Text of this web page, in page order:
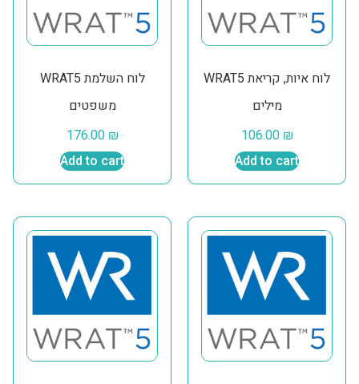
WRAT5 לוח השלמת
משפטים
176.00 ₪
Add to cart
WRAT5 לוח איות, קריאת
מילים
106.00 ₪
Add to cart